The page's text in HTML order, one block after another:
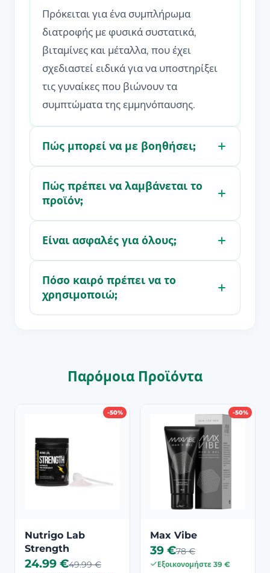
Πρόκειται για ένα συμπλήρωμα
διατροφής με φυσικά συστατικά,
βιταμίνες και μέταλλα, που έχει
σχεδιαστεί ειδικά για να υποστηρίξει
τις γυναίκες που βιώνουν τα
συμπτώματα της εμμηνόπαυσης.
Πώς μπορεί να με βοηθήσει;
Πώς πρέπει να λαμβάνεται το
προϊόν;
Είναι ασφαλές για όλους;
Πόσο καιρό πρέπει να το
χρησιμοποιώ;
Παρόμοια Προϊόντα
-50%
Nutrigo Lab
Strength
24.99 €49.99 €
-50%
Max Vibe
39 €78 €
Εξοικονομήστε 39 €